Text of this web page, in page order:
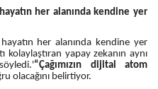
her alanında kendine yer
her alanında kendine yer
yapay zekanın aynı
“Çağımızın dijital atom
olacağını belirtiyor.